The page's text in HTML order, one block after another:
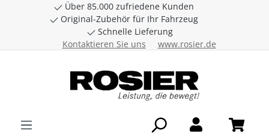
Zum Hauptinhalt springen
Über 85.000 zufriedene Kunden
Original-Zubehör für Ihr Fahrzeug
Schnelle Lieferung
Kontaktieren Sie uns
www.rosier.de